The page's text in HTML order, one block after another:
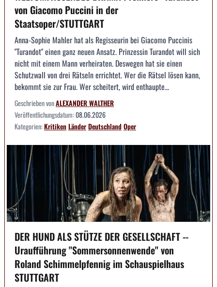
von Giacomo Puccini in der
Staatsoper/STUTTGART
Anna-Sophie Mahler hat als Regisseurin bei Giacomo Puccinis
"Turandot" einen ganz neuen Ansatz. Prinzessin Turandot will sich
nicht mit einem Mann verheiraten. Deswegen hat sie einen
Schutzwall von drei Rätseln errichtet. Wer die Rätsel lösen kann,
bekommt sie zur Frau. Wer scheitert, wird enthaupte...
Geschrieben vonALEXANDER WALTHER
Veröffentlichungsdatum:08.06.2026
Kategorien:KritikenLänderDeutschlandOper
DER HUND ALS STÜTZE DER GESELLSCHAFT --
Uraufführung "Sommersonnenwende" von
Roland Schimmelpfennig im Schauspielhaus
STUTTGART